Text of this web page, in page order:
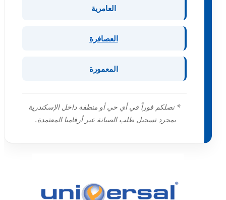
العامرية
العصافرة
المعمورة
* نصلكم فوراً في أي حي أو منطقة داخل الإسكندرية
بمجرد تسجيل طلب الصيانة عبر أرقامنا المعتمدة.